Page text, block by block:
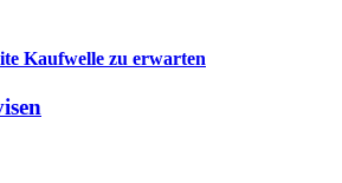
Kaufwelle zu erwarten